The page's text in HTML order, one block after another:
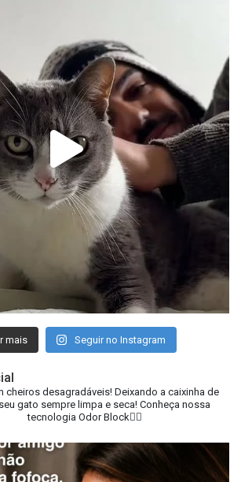
mais Seguir no Instagram
cheiros desagradáveis!Deixando a caixinha de
gato sempre limpa e seca! Conheça nossa
tecnologia Odor Block👇🏻